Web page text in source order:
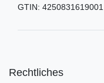
GTIN: 4250831619001
Rechtliches